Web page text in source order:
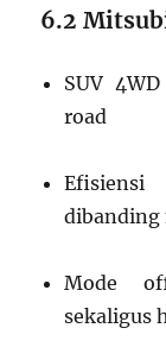
6.2
SUV
road
dibanding
Mode
sekaligus